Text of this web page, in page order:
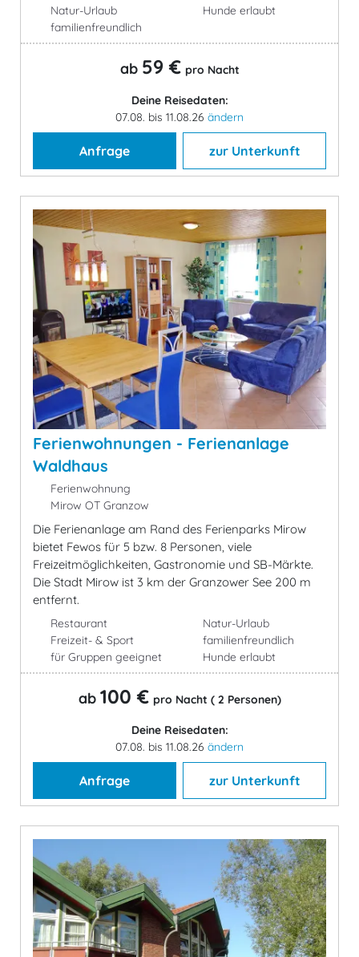
Natur-Urlaub
familienfreundlich
Hunde erlaubt
ab 59 € pro Nacht
Deine Reisedaten:
07.08. bis 11.08.26 ändern
Anfrage zur Unterkunft
Ferienwohnungen - Ferienanlage
Waldhaus
Ferienwohnung
Mirow OT Granzow
Die Ferienanlage am Rand des Ferienparks Mirow
bietet Fewos für 5 bzw. 8 Personen, viele
Freizeitmöglichkeiten, Gastronomie und SB-Märkte.
Die Stadt Mirow ist 3 km der Granzower See 200 m
entfernt.
Restaurant
Freizeit- & Sport
für Gruppen geeignet
Natur-Urlaub
familienfreundlich
Hunde erlaubt
ab 100 € pro Nacht ( 2 Personen)
Deine Reisedaten:
07.08. bis 11.08.26 ändern
Anfrage zur Unterkunft